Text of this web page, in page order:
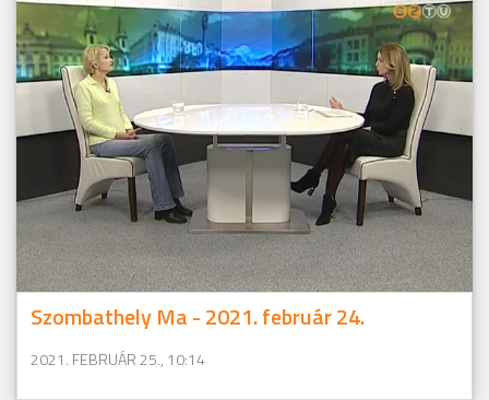
Szombathely Ma - 2021. február 24.
2021. FEBRUÁR 25., 10:14